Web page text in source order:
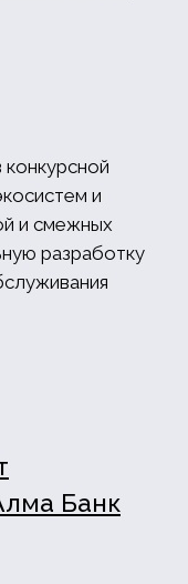
конкурсной
и
и смежных
разработку
Банк